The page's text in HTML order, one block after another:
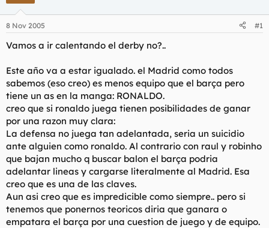
o
r
d
l
e
m
n
i
8 Nov 2005 #1
Vamos a ir calentando el derby no?..
Este año va a estar igualado. el Madrid como todos
sabemos (eso creo) es menos equipo que el barça pero
tiene un as en la manga: RONALDO.
creo que si ronaldo juega tienen posibilidades de ganar
por una razon muy clara:
La defensa no juega tan adelantada, seria un suicidio
ante alguien como ronaldo. Al contrario con raul y robinho
que bajan mucho q buscar balon el barça podria
adelantar lineas y cargarse literalmente al Madrid. Esa
creo que es una de las claves.
Aun asi creo que es impredicible como siempre.. pero si
tenemos que ponernos teoricos diria que ganara o
empatara el barça por una cuestion de juego y de equipo.